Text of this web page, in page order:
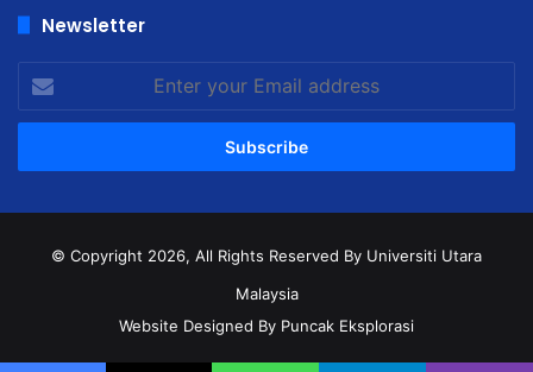
Newsletter
your
Email
© Copyright 2026, All Rights Reserved By Universiti Utara
Malaysia
Website Designed By Puncak Eksplorasi